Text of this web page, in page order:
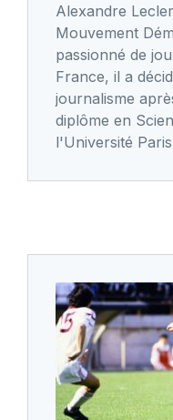
Alexandre
Mouvement
passionné de
France, il a
journalisme
diplôme en
l'Université